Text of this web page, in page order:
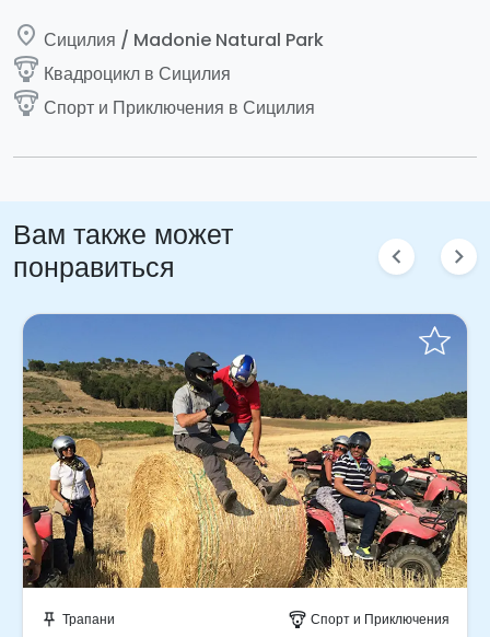
place Сицилия / Madonie Natural Park
paragliding Квадроцикл в Сицилия
paragliding Спорт и Приключения в Сицилия
Вам также может
понравиться
chevron_left chevron_right
push_pin Трапани paragliding Спорт и Приключения